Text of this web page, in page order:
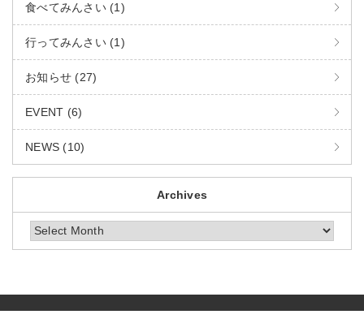
食べてみんさい (1)
行ってみんさい (1)
お知らせ (27)
EVENT (6)
NEWS (10)
Archives
Archives